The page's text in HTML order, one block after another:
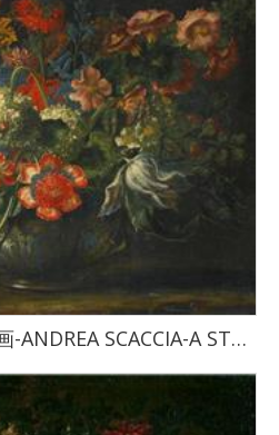
匈牙利国家美术馆藏画-ANDREA SCACCIA-A STILL LIFE OF FLOWERS IN A BLUE-017